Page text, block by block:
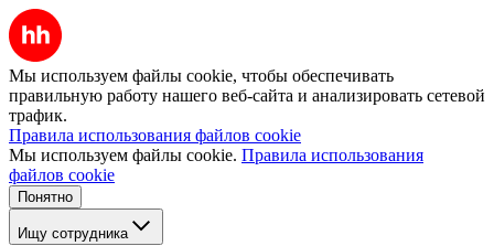
Мы используем файлы cookie, чтобы обеспечивать
правильную работу нашего веб-сайта и анализировать сетевой
трафик.
Правила использования файлов cookie
Мы используем файлы cookie. Правила использования
файлов cookie
Понятно
Ищу сотрудника